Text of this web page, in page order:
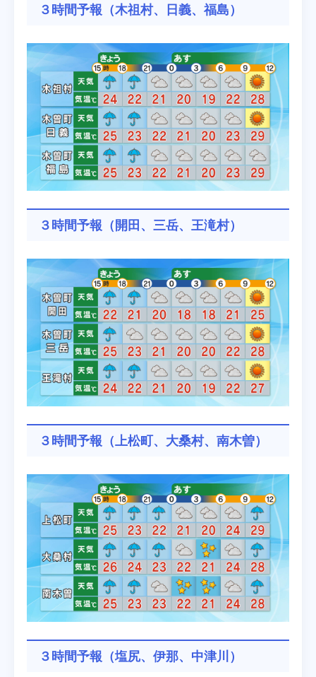
３時間予報（木祖村、日義、福島）
３時間予報（開田、三岳、王滝村）
３時間予報（上松町、大桑村、南木曽）
３時間予報（塩尻、伊那、中津川）